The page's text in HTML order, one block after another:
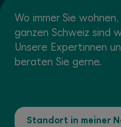
Wo immer Sie
ganzen Schweiz sind
Unsere Expertinnen
beraten Sie gerne.
Standort in meiner